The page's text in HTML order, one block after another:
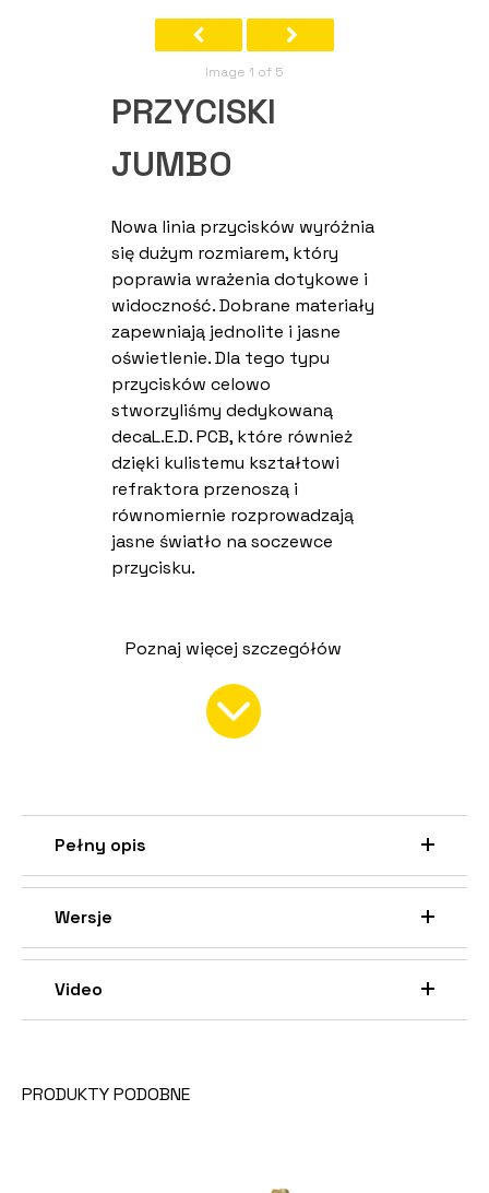
Image 1 of 5
PRZYCISKI
JUMBO
Nowa linia przycisków wyróżnia
się dużym rozmiarem, który
poprawia wrażenia dotykowe i
widoczność. Dobrane materiały
zapewniają jednolite i jasne
oświetlenie. Dla tego typu
przycisków celowo
stworzyliśmy dedykowaną
decaL.E.D. PCB, które również
dzięki kulistemu kształtowi
refraktora przenoszą i
równomiernie rozprowadzają
jasne światło na soczewce
przycisku.
Poznaj więcej szczegółów
Pełny opis
Wersje
Video
PRODUKTY PODOBNE